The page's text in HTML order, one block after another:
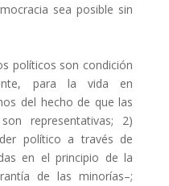
sea posible sin
políticos son condición
para la vida en
del hecho de que las
representativas; 2)
político a través de
en el principio de la
de las minorías–;